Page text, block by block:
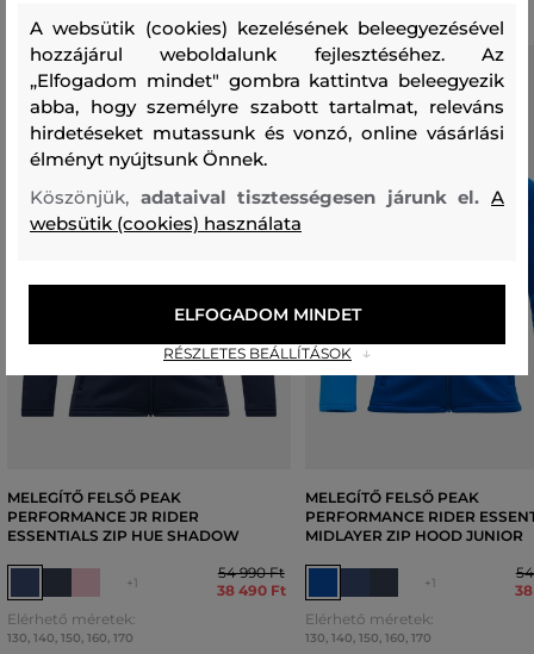
MELEGÍTŐ FELSŐ PEAK
PERFORMANCE JR RIDER
ESSENTIALS ZIP HUE SHADOW
+1
54 990 Ft
38 490 Ft
Elérhető méretek:
130, 140, 150, 160, 170
MELEGÍTŐ FELSŐ PEAK
PERFORMANCE RIDER
MIDLAYER ZIP HOOD JUNIOR
+1
Elérhető méretek:
130, 140, 150, 160, 170
A websütik (cookies) kezelésének beleegyezésével
hozzájárul weboldalunk fejlesztéséhez. Az
„Elfogadom mindet" gombra kattintva beleegyezik
abba, hogy személyre szabott tartalmat, releváns
hirdetéseket mutassunk és vonzó, online vásárlási
élményt nyújtsunk Önnek.
Köszönjük, adataival tisztességesen járunk el.A
websütik (cookies) használata
RÉSZLETES BEÁLLÍTÁSOK
ELFOGADOM MINDET